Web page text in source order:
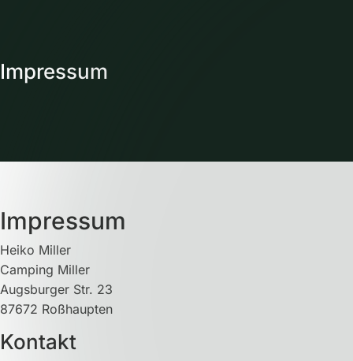
Impressum
Impressum
Heiko Miller
Camping Miller
Augsburger Str. 23
87672 Roßhaupten
Kontakt